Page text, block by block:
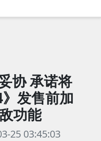
协 承诺将
发售前加
功能
25 03:45:03